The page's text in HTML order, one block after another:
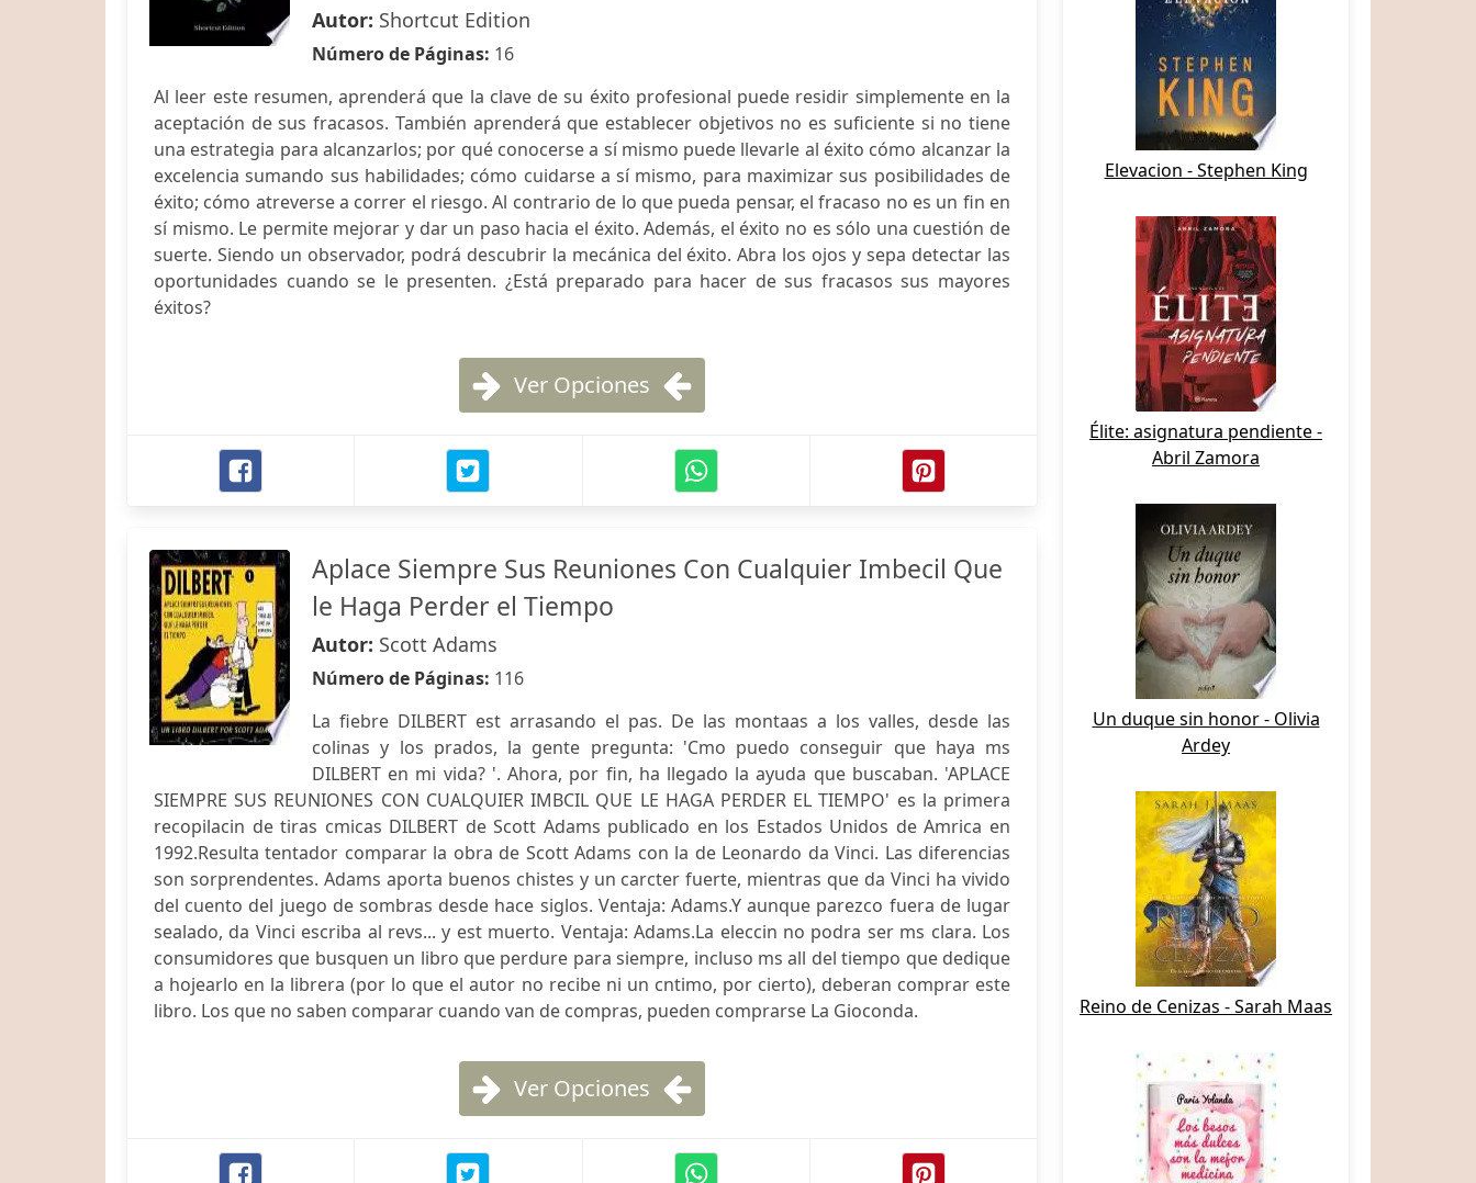
Autor: Shortcut Edition
Número de Páginas: 16
Al leer este resumen, aprenderá que la clave de su éxito profesional puede residir simplemente en la
aceptación de sus fracasos. También aprenderá que establecer objetivos no es suficiente si no tiene
una estrategia para alcanzarlos; por qué conocerse a sí mismo puede llevarle al éxito cómo alcanzar la
excelencia sumando sus habilidades; cómo cuidarse a sí mismo, para maximizar sus posibilidades de
éxito; cómo atreverse a correr el riesgo. Al contrario de lo que pueda pensar, el fracaso no es un fin en
sí mismo. Le permite mejorar y dar un paso hacia el éxito. Además, el éxito no es sólo una cuestión de
suerte. Siendo un observador, podrá descubrir la mecánica del éxito. Abra los ojos y sepa detectar las
oportunidades cuando se le presenten. ¿Está preparado para hacer de sus fracasos sus mayores
éxitos?
Ver Opciones
Aplace Siempre Sus Reuniones Con Cualquier Imbecil Que
le Haga Perder el Tiempo
Autor: Scott Adams
Número de Páginas: 116
La fiebre DILBERT est arrasando el pas. De las montaas a los valles, desde las
colinas y los prados, la gente pregunta: 'Cmo puedo conseguir que haya ms
DILBERT en mi vida? '. Ahora, por fin, ha llegado la ayuda que buscaban. 'APLACE
SIEMPRE SUS REUNIONES CON CUALQUIER IMBCIL QUE LE HAGA PERDER EL TIEMPO' es la primera
recopilacin de tiras cmicas DILBERT de Scott Adams publicado en los Estados Unidos de Amrica en
1992.Resulta tentador comparar la obra de Scott Adams con la de Leonardo da Vinci. Las diferencias
son sorprendentes. Adams aporta buenos chistes y un carcter fuerte, mientras que da Vinci ha vivido
del cuento del juego de sombras desde hace siglos. Ventaja: Adams.Y aunque parezco fuera de lugar
sealado, da Vinci escriba al revs... y est muerto. Ventaja: Adams.La eleccin no podra ser ms clara. Los
consumidores que busquen un libro que perdure para siempre, incluso ms all del tiempo que dedique
a hojearlo en la librera (por lo que el autor no recibe ni un cntimo, por cierto), deberan comprar este
libro. Los que no saben comparar cuando van de compras, pueden comprarse La Gioconda.
Ver Opciones
Elevacion - Stephen King
Élite: asignatura pendiente -
Abril Zamora
Un duque sin honor - Olivia
Ardey
Reino de Cenizas - Sarah Maas